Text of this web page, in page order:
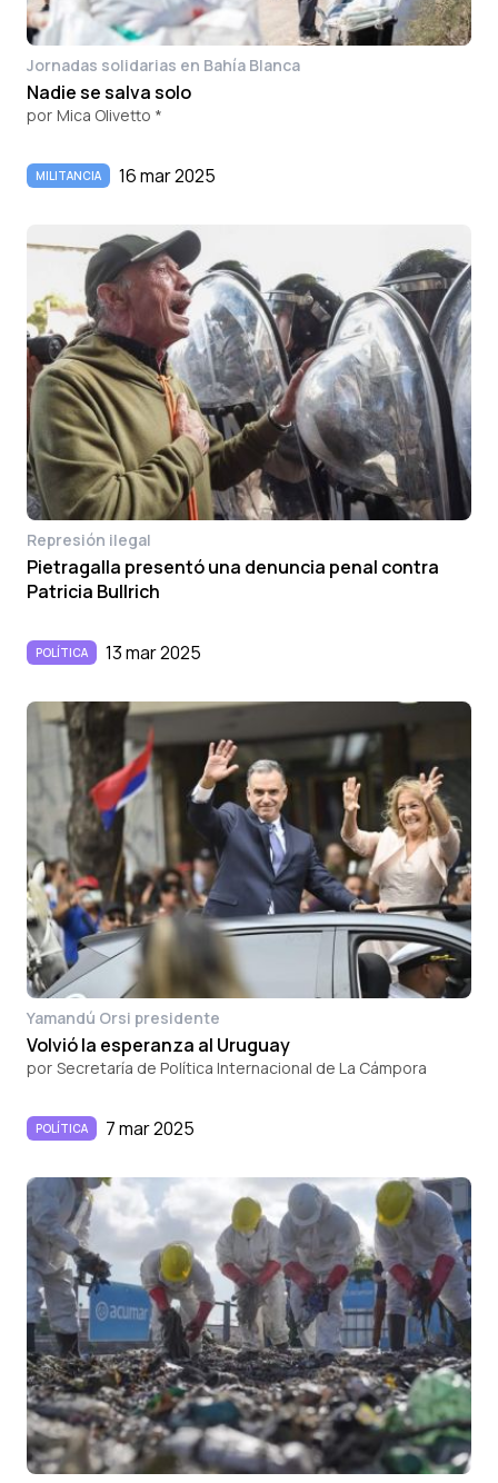
Jornadas solidarias en Bahía Blanca
Nadie se salva solo
por Mica Olivetto *
MILITANCIA 16 mar 2025
Represión ilegal
Pietragalla presentó una denuncia penal contra
Patricia Bullrich
POLÍTICA 13 mar 2025
Yamandú Orsi presidente
Volvió la esperanza al Uruguay
por Secretaría de Política Internacional de La Cámpora
POLÍTICA 7 mar 2025